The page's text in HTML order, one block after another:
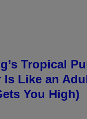
Tropical
Is Like an
You High)